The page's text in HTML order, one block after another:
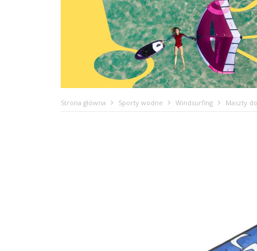
Strona główna Sporty wodne Windsurfing Maszty